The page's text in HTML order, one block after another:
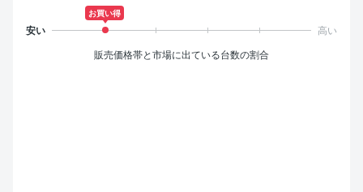
お買い得
販売価格帯と市場に出ている台数の割合